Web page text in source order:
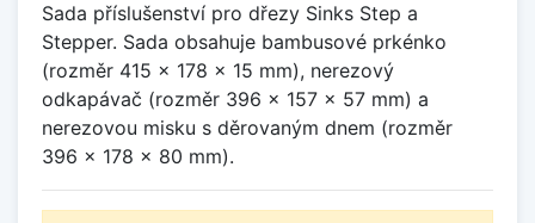
Sada příslušenství pro dřezy Sinks Step a
Stepper. Sada obsahuje bambusové prkénko
(rozměr 415 x 178 x 15 mm), nerezový
odkapávač (rozměr 396 x 157 x 57 mm) a
nerezovou misku s děrovaným dnem (rozměr
396 x 178 x 80 mm).